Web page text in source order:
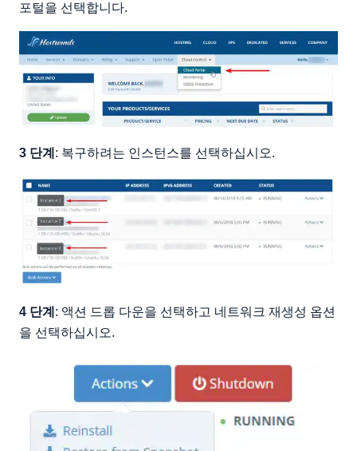
포털을 선택합니다.
3 단계 : 복구하려는 인스턴스를 선택하십시오.
4 단계 : 액션 드롭 다운을 선택하고 네트워크 재생성 옵션
을 선택하십시오.